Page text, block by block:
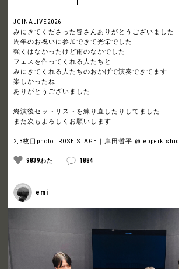
JOINALIVE2026
みにきてくださった皆さんありがとうございました
周年のお祝いに参加できて光栄でした
強くはなかったけど雨のなかでした
フェスを作ってくれる人たちと
みにきてくれる人たちのおかげで演奏できてます
楽しかったね
ありがとうございました
終演後セットリストを練り直したりしてました
また次もよろしくお願いします
2,3枚目photo: ROSE STAGE｜岸田哲平
9839わた 1884
emi